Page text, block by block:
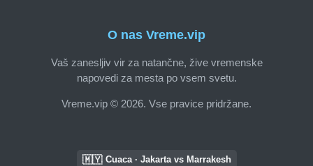
O nas Vreme.vip
Vaš zanesljiv vir za natančne, žive vremenske
napovedi za mesta po vsem svetu.
Vreme.vip © 2026. Vse pravice pridržane.
🇲🇾 Cuaca · Jakarta vs Marrakesh